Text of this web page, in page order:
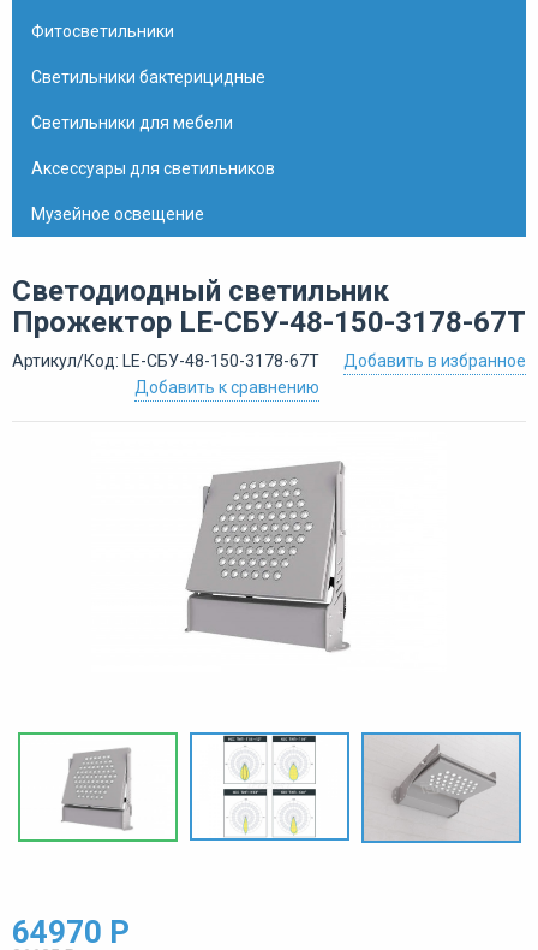
Фитосветильники
Светильники бактерицидные
Светильники для мебели
Аксессуары для светильников
Музейное освещение
Светодиодный светильник
Прожектор LE-СБУ-48-150-3178-67Т
Артикул/Код: LE-СБУ-48-150-3178-67Т
Добавить в избранное
Добавить к сравнению
64970 Р